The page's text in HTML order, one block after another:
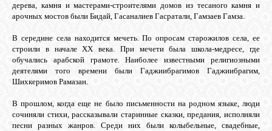
RSS
VK
дерева, камня и мастерами-строителями домов из тесаного камня и
арочных мостов были Бидай, Гасаналиев Гасратали, Гамзаев Гамза.
В середине села находится мечеть. По опросам старожилов села, ее
строили в начале XX века. При мечети была школа-медресе, где
обучались арабской грамоте. Наиболее известными религиозными
деятелями того времени были Гаджиибрагимов Гаджиибрагим,
Шихкеримов Рамазан.
В прошлом, когда еще не было письменности на родном языке, люди
сочиняли стихи, рассказывали старинные сказки, предания, исполняли
песни разных жанров. Среди них были колыбельные, свадебные,